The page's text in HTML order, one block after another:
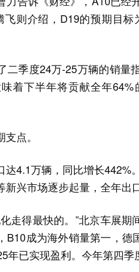
则介绍，D19的预期目
二季度24万-25万辆的销量
着下半年将贡献全年
点。
达4.1万辆，同比增长
新兴市场逐步起量，全年出
走得最快的。”北京车展
B10成为海外销量第一，
年已实现盈利。今年第四